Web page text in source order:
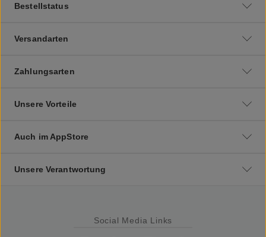
Bestellstatus
Versandarten
Zahlungsarten
Unsere Vorteile
Auch im AppStore
Unsere Verantwortung
Social Media Links